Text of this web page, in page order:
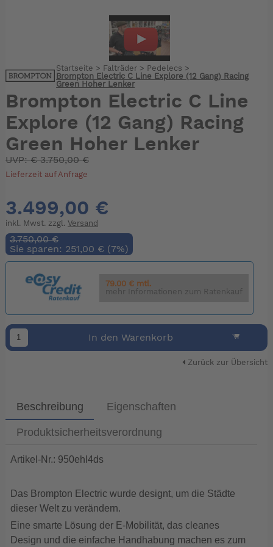
Startseite > Falträder > Pedelecs >
Brompton Electric C Line Explore (12 Gang) Racing
Green Hoher Lenker
Brompton Electric C Line
Explore (12 Gang) Racing
Green Hoher Lenker
UVP:€3.750,00 €
Lieferzeit auf Anfrage
3.499,00 €
inkl. Mwst. zzgl. Versand
3.750,00 €
Sie sparen: 251,00 € (7%)
79.00 € mtl.
mehr Informationen zum Ratenkauf
In den Warenkorb
Zurück zur Übersicht
Beschreibung Eigenschaften
Produktsicherheitsverordnung
Artikel-Nr.: 950ehl4ds
Das Brompton Electric wurde designt, um die Städte
dieser Welt zu verändern.
Eine smarte Lösung der E-Mobilität, das cleanes
Design und die einfache Handhabung machen es zum